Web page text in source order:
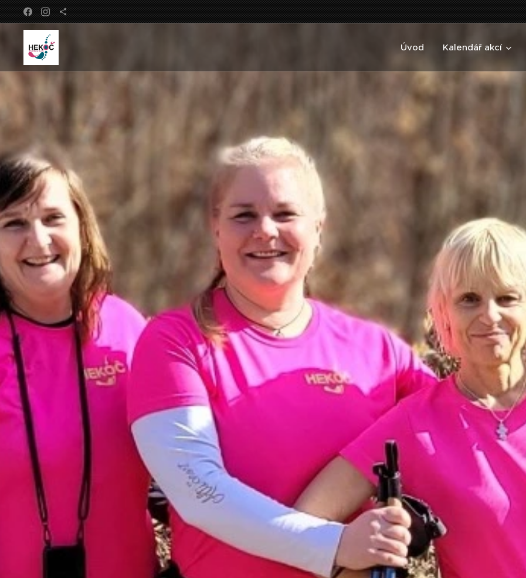
Úvod Kalendář akcí